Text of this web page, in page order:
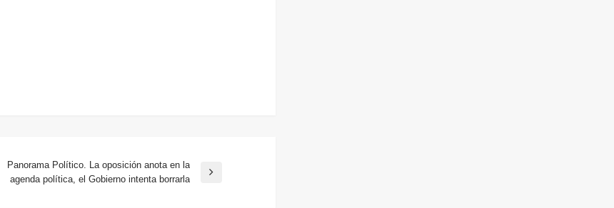
Entrada
Panorama Político. La oposición anota en la
agenda política, el Gobierno intenta borrarla